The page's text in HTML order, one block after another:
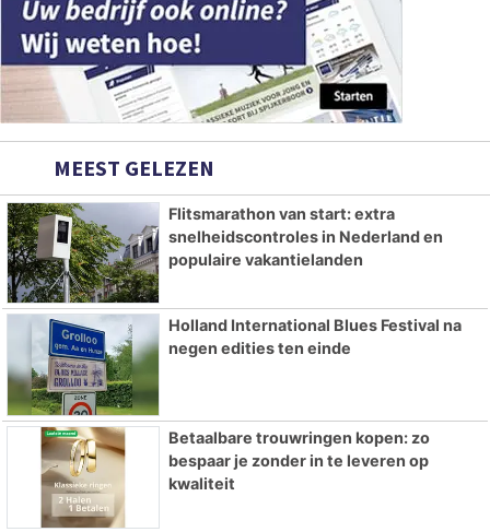
MEEST GELEZEN
Flitsmarathon van start: extra
snelheidscontroles in Nederland en
populaire vakantielanden
Holland International Blues Festival na
negen edities ten einde
Betaalbare trouwringen kopen: zo
bespaar je zonder in te leveren op
kwaliteit